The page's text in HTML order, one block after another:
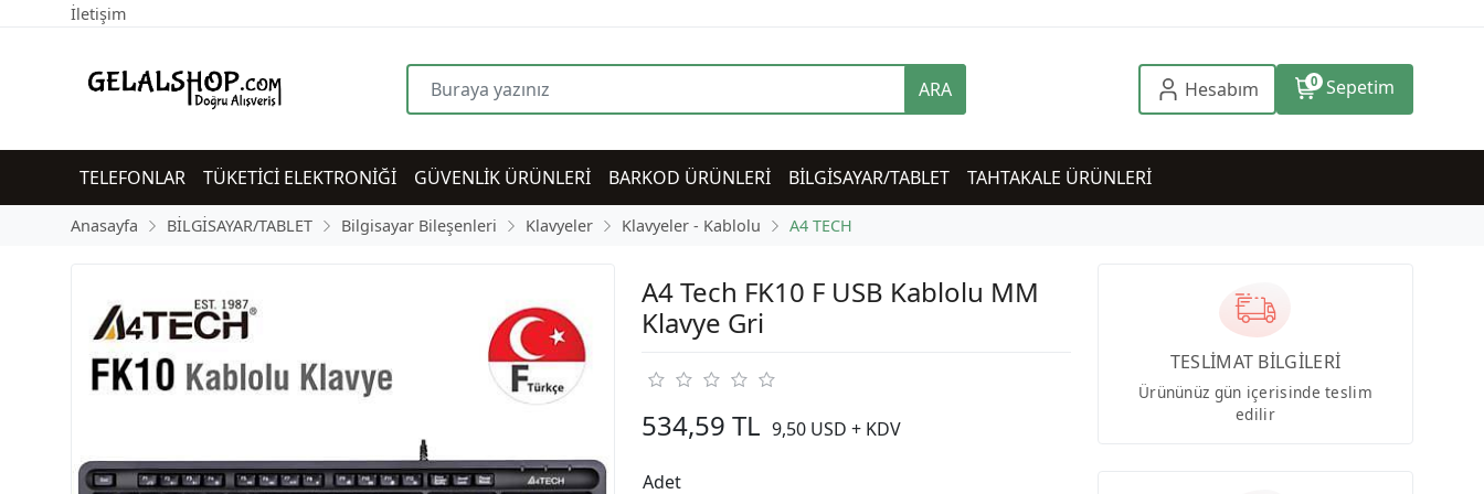
İletişim
ARA Hesabım 0 Sepetim
TELEFONLAR TÜKETİCİ ELEKTRONİĞİ GÜVENLİK ÜRÜNLERİ BARKOD ÜRÜNLERİ BİLGİSAYAR/TABLET TAHTAKALE ÜRÜNLERİ
Anasayfa BİLGİSAYAR/TABLET Bilgisayar Bileşenleri Klavyeler Klavyeler - Kablolu A4 TECH
A4 Tech FK10 F USB Kablolu MM
Klavye Gri
534,59 TL 9,50 USD + KDV
Adet
TESLİMAT BİLGİLERİ
Ürününüz gün içerisinde teslim
edilir